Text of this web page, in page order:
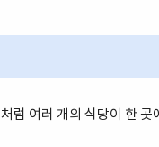
럼 여러 개의 식당이 한 곳